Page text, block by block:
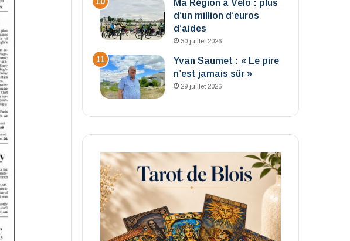
Ma Région à Vélo : plus
d’un million d’euros
d’aides
30 juillet 2026
Yvan Saumet : « Le pire
n’est jamais sûr »
29 juillet 2026